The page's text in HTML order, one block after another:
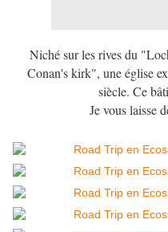
Niché sur les rives du
Conan's kirk", une église
siècle. Ce
Je vous laisse